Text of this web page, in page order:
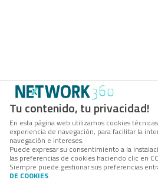
Tu contenido, tu privacidad!
En esta página web utilizamos cookies
experiencia de navegación, para facilitar la
navegación e intereses.
Puede expresar su consentimiento a la
las preferencias de cookies haciendo clic en
Siempre puede gestionar sus preferencias
DE COOKIES.